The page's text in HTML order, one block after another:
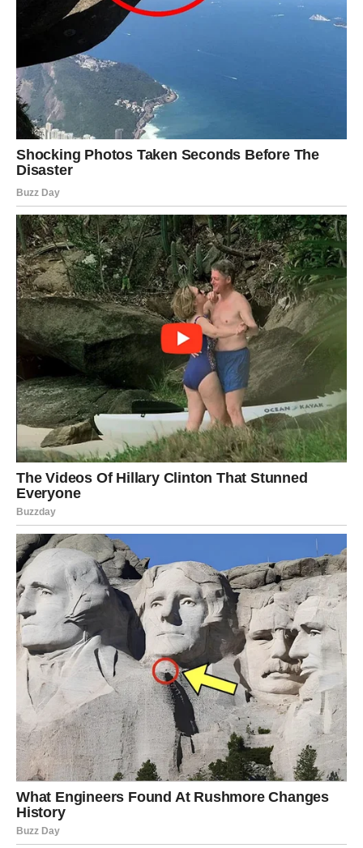
Nova energija donosi vam mnogo pozitivnih događaja i
novih mogućnosti.
Jedna prilika sada vam može potpuno promijeniti
raspoloženje i planove.
Sreća vam dolazi onda kada je
najmanje očekujete
Pred vama su veoma uzbudljivi trenuci.
JARAC
Jarčevi konačno ulaze u mnogo stabilniji i sigurniji
period.
Poslije mnogo razmišljanja dolazi osjećaj mira i jasnije
slike o budućnosti.
Život vam pokazuje da ništa nije
bilo slučajno
Pred vama su veoma važni trenuci sreće.
VODOLIJA
Zvijezde vam donose neočekivanu poruku ili vijest koja bi
vam mogla potpuno promijeniti planove.
Jedna osoba sada zauzima mnogo važnije mjesto u
vašem životu nego ranije.
Veliko iznenađenje ulazi u vaš
život
Pred vama su veoma posebni trenuci.